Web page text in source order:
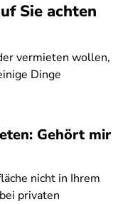
Sie achten
vermieten wollen,
Dinge
Gehört mir
nicht in Ihrem
privaten